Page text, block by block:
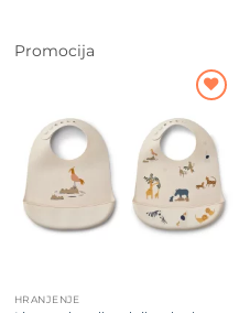
Promocija
na listu
želja
HRANJENJE